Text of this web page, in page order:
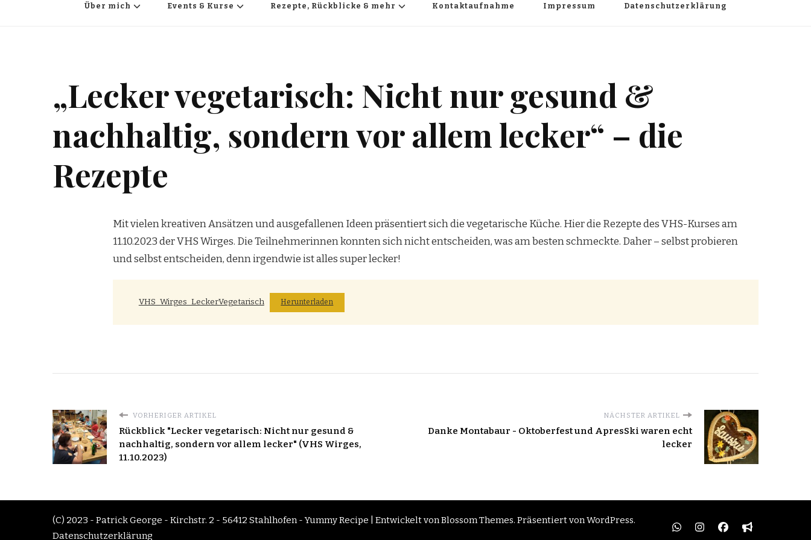
Über mich Events & Kurse Rezepte, Rückblicke & mehr Kontaktaufnahme Impressum Datenschutzerklärung
„Lecker vegetarisch: Nicht nur gesund &
nachhaltig, sondern vor allem lecker“ – die
Rezepte
Mit vielen kreativen Ansätzen und ausgefallenen Ideen präsentiert sich die vegetarische Küche. Hier die Rezepte des VHS-Kurses am
11.10.2023 der VHS Wirges. Die Teilnehmerinnen konnten sich nicht entscheiden, was am besten schmeckte. Daher – selbst probieren
und selbst entscheiden, denn irgendwie ist alles super lecker!
VHS_Wirges_LeckerVegetarisch Herunterladen
VORHERIGER ARTIKEL
Rückblick "Lecker vegetarisch: Nicht nur gesund &
nachhaltig, sondern vor allem lecker" (VHS Wirges,
11.10.2023)
NÄCHSTER ARTIKEL
Danke Montabaur - Oktoberfest und ApresSki waren echt
lecker
(C) 2023 - Patrick George - Kirchstr. 2 - 56412 Stahlhofen -Yummy Recipe | Entwickelt vonBlossom Themes. Präsentiert vonWordPress.
Datenschutzerklärung